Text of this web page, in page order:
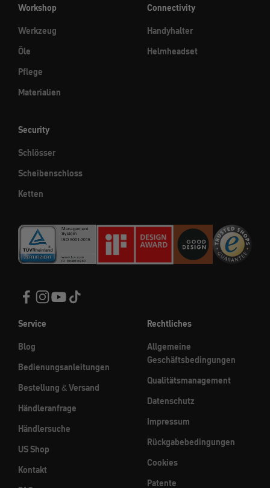
Workshop
Werkzeug
Öle
Pflege
Materialien
Connectivity
Handyhalter
Helmheadset
Security
Schlösser
Scheibenschloss
Ketten
Service
Blog
Bedienungsanleitungen
Bestellung & Versand
Händleranfrage
Händlersuche
US Shop
Kontakt
Rechtliches
Allgemeine
Geschäftsbedingungen
Qualitätsmanagement
Datenschutz
Impressum
Rückgabebedingungen
Cookies
Patente